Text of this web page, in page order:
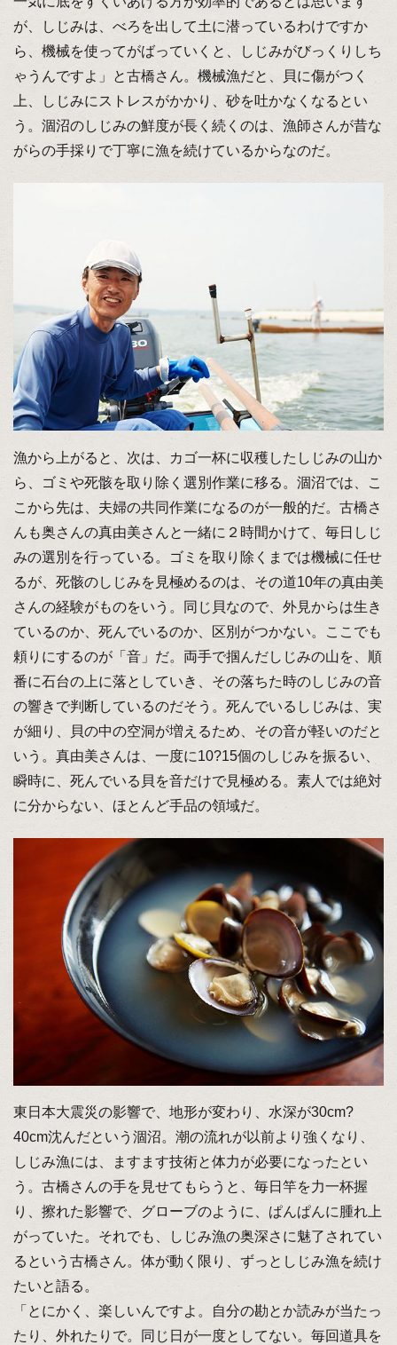
が、しじみは、べろを出して土に潜っているわけですか
ら、機械を使ってがばっていくと、しじみがびっくりしち
ゃうんですよ」と古橋さん。機械漁だと、貝に傷がつく
上、しじみにストレスがかかり、砂を吐かなくなるとい
う。涸沼のしじみの鮮度が長く続くのは、漁師さんが昔な
がらの手採りで丁寧に漁を続けているからなのだ。
漁から上がると、次は、カゴ一杯に収穫したしじみの山か
ら、ゴミや死骸を取り除く選別作業に移る。涸沼では、こ
こから先は、夫婦の共同作業になるのが一般的だ。古橋さ
んも奥さんの真由美さんと一緒に２時間かけて、毎日しじ
みの選別を行っている。ゴミを取り除くまでは機械に任せ
るが、死骸のしじみを見極めるのは、その道10年の真由美
さんの経験がものをいう。同じ貝なので、外見からは生き
ているのか、死んでいるのか、区別がつかない。ここでも
頼りにするのが「音」だ。両手で掴んだしじみの山を、順
番に石台の上に落としていき、その落ちた時のしじみの音
の響きで判断しているのだそう。死んでいるしじみは、実
が細り、貝の中の空洞が増えるため、その音が軽いのだと
いう。真由美さんは、一度に10?15個のしじみを振るい、
瞬時に、死んでいる貝を音だけで見極める。素人では絶対
に分からない、ほとんど手品の領域だ。
東日本大震災の影響で、地形が変わり、水深が30cm?
40cm沈んだという涸沼。潮の流れが以前より強くなり、
しじみ漁には、ますます技術と体力が必要になったとい
う。古橋さんの手を見せてもらうと、毎日竿を力一杯握
り、擦れた影響で、グローブのように、ぱんぱんに腫れ上
がっていた。それでも、しじみ漁の奥深さに魅了されてい
るという古橋さん。体が動く限り、ずっとしじみ漁を続け
たいと語る。
「とにかく、楽しいんですよ。自分の勘とか読みが当たっ
たり、外れたりで。同じ日が一度としてない。毎回道具を